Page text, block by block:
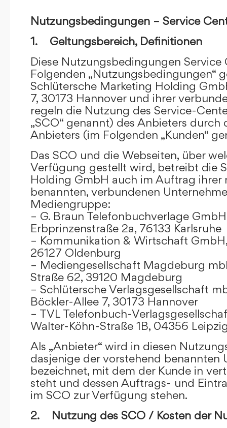
Nutzungsbedingungen – Service
1. Geltungsbereich, Definitionen
Diese Nutzungsbedingungen Service
Folgenden „Nutzungsbedingungen“
Schlütersche Marketing Holding
7, 30173 Hannover und ihrer
regeln die Nutzung des Service-
„SCO“ genannt) des Anbieters durch
Anbieters (im Folgenden „Kunden“
Das SCO und die Webseiten, über
Verfügung gestellt wird, betreibt die
Holding GmbH auch im Auftrag ihrer
benannten, verbundenen
Mediengruppe:
– G. Braun Telefonbuchverlage GmbH
Erbprinzenstraße 2a, 76133 Karlsruhe
– Kommunikation & Wirtschaft
26127 Oldenburg
– Mediengesellschaft Magdeburg
Straße 62, 39120 Magdeburg
– Schlütersche Verlagsgesellschaft
Böckler-Allee 7, 30173 Hannover
– TVL Telefonbuch-
Walter-Köhn-Straße 1B, 04356
Als „Anbieter“ wird in diesen
dasjenige der vorstehend benannten
bezeichnet, mit dem der Kunde in
steht und dessen Auftrags- und
im SCO zur Verfügung stehen.
2. Nutzung des SCO / Kosten der